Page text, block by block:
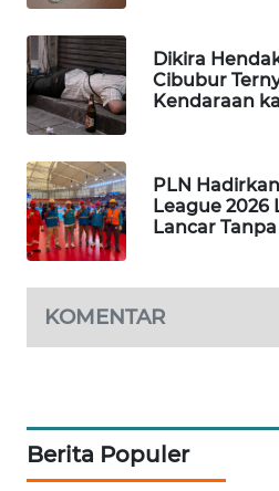
Dikira
Cibubur
Kendaraan
PLN
League 2026
Lancar
KOMENTAR
Berita Populer
WAHANA
PERSONA
WAHANA
WAHANA
HEALTH
WAHANA
DESA
Wahana